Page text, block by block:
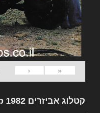
«
‹
קטלוג אביזרים 1982 Jeep